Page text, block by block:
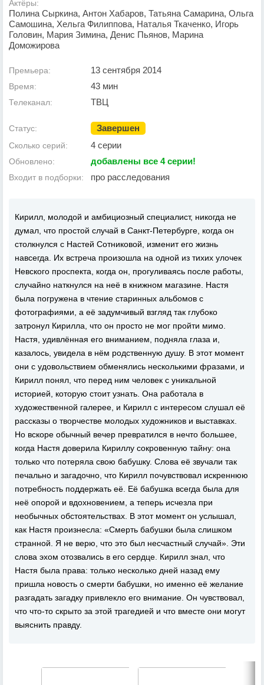
Актёры:
Полина Сыркина, Антон Хабаров, Татьяна Самарина, Ольга
Самошина, Хельга Филиппова, Наталья Ткаченко, Игорь
Головин, Мария Зимина, Денис Пьянов, Марина
Доможирова
Премьера: 13 сентября 2014
Время: 43 мин
Телеканал: ТВЦ
Статус: Завершен
Сколько серий: 4 серии
Обновлено: добавлены все 4 серии!
Входит в подборки: про расследования
Кирилл, молодой и амбициозный специалист, никогда не
думал, что простой случай в Санкт-Петербурге, когда он
столкнулся с Настей Сотниковой, изменит его жизнь
навсегда. Их встреча произошла на одной из тихих улочек
Невского проспекта, когда он, прогуливаясь после работы,
случайно наткнулся на неё в книжном магазине. Настя
была погружена в чтение старинных альбомов с
фотографиями, а её задумчивый взгляд так глубоко
затронул Кирилла, что он просто не мог пройти мимо.
Настя, удивлённая его вниманием, подняла глаза и,
казалось, увидела в нём родственную душу. В этот момент
они с удовольствием обменялись несколькими фразами, и
Кирилл понял, что перед ним человек с уникальной
историей, которую стоит узнать. Она работала в
художественной галерее, и Кирилл с интересом слушал её
рассказы о творчестве молодых художников и выставках.
Но вскоре обычный вечер превратился в нечто большее,
когда Настя доверила Кириллу сокровенную тайну: она
только что потеряла свою бабушку. Слова её звучали так
печально и загадочно, что Кирилл почувствовал искреннюю
потребность поддержать её. Её бабушка всегда была для
неё опорой и вдохновением, а теперь исчезла при
необычных обстоятельствах. В этот момент он услышал,
как Настя произнесла: «Смерть бабушки была слишком
странной. Я не верю, что это был несчастный случай». Эти
слова эхом отозвались в его сердце. Кирилл знал, что
Настя была права: только несколько дней назад ему
пришла новость о смерти бабушки, но именно её желание
разгадать загадку привлекло его внимание. Он чувствовал,
что что-то скрыто за этой трагедией и что вместе они могут
выяснить правду.